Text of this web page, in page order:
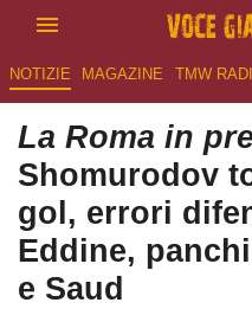
NOTIZIE MAGAZINE TMW
La Roma in
Shomurodov
gol, errori
Eddine,
e Saud